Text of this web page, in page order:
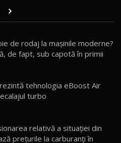
lumea să se întoarcă după el
de rodaj la mașinile moderne?
de fapt, sub capotă în primii
tehnologia eBoost Air
turbo
relativă a situației din
prețurile la carburanți în